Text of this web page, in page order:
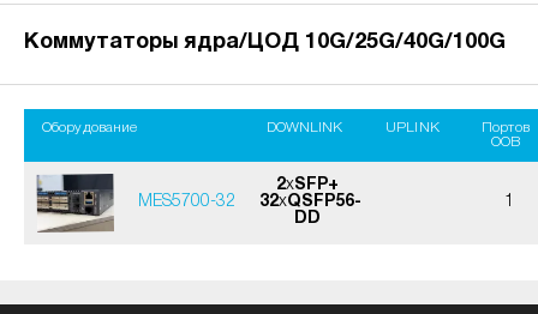
Коммутаторы ядра/ЦОД 10G/25G/40G/100G
Оборудование DOWNLINK UPLINK
Портов
OOB
MES5700-32
2xSFP+
32xQSFP56-
DD
1